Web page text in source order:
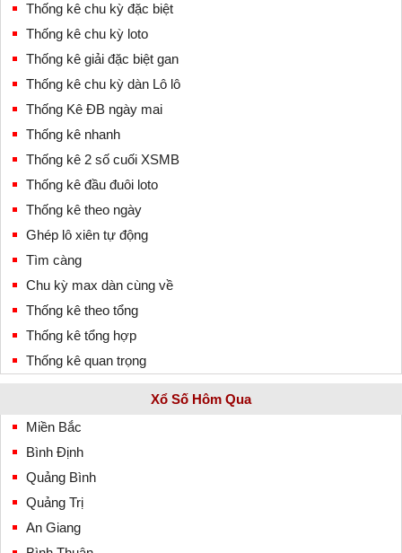
Thống kê chu kỳ đặc biệt
Thống kê chu kỳ loto
Thống kê giải đặc biệt gan
Thống kê chu kỳ dàn Lô lô
Thống Kê ĐB ngày mai
Thống kê nhanh
Thống kê 2 số cuối XSMB
Thống kê đầu đuôi loto
Thống kê theo ngày
Ghép lô xiên tự động
Tìm càng
Chu kỳ max dàn cùng về
Thống kê theo tổng
Thống kê tổng hợp
Thống kê quan trọng
Xổ Số Hôm Qua
Miền Bắc
Bình Định
Quảng Bình
Quảng Trị
An Giang